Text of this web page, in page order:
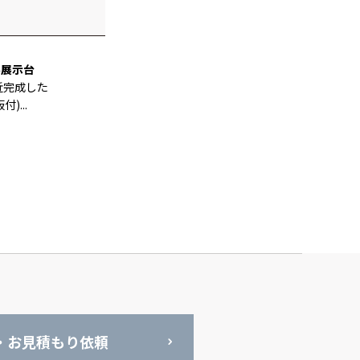
示台
成した
)...
お見積もり依頼